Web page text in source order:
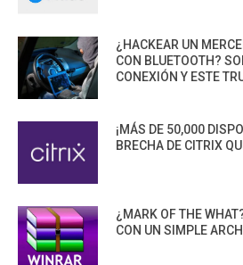
¿HACKEAR UN
CON BLUETOOTH?
CONEXIÓN Y ESTE
¡MÁS DE 50,000
BRECHA DE CITRIX
¿MARK OF THE
CON UN SIMPLE